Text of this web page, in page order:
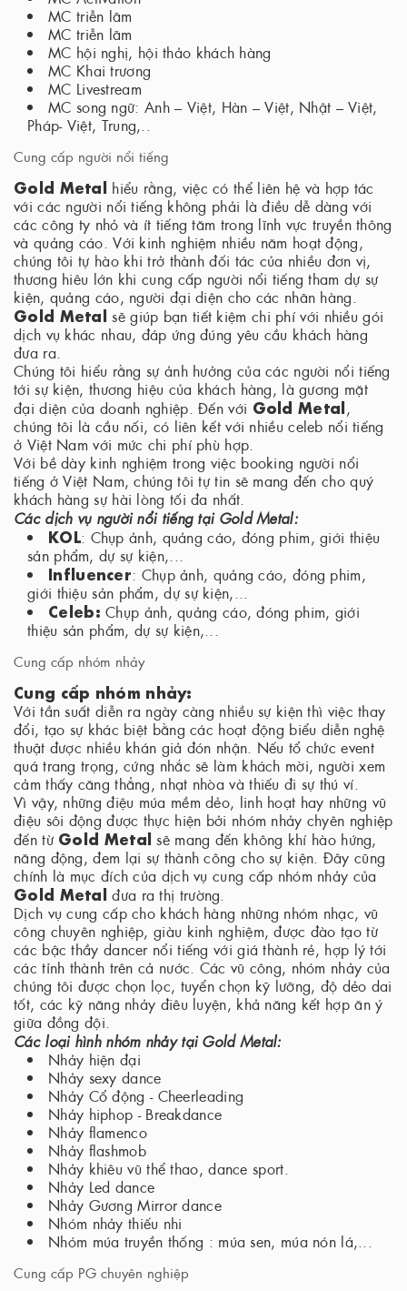
MC triễn lãm
MC triễn lãm
MC hội nghị, hội thảo khách hàng
MC Khai trương
MC Livestream
MC song ngữ: Anh – Việt, Hàn – Việt, Nhật – Việt,
Pháp- Việt, Trung,..
Cung cấp người nổi tiếng
Gold Metal hiểu rằng, việc có thể liên hệ và hợp tác
với các người nổi tiếng không phải là điều dễ dàng với
các công ty nhỏ và ít tiếng tăm trong lĩnh vực truyền thông
và quảng cáo. Với kinh nghiệm nhiều năm hoạt động,
chúng tôi tự hào khi trở thành đối tác của nhiều đơn vị,
thương hiêu lớn khi cung cấp người nổi tiếng tham dự sự
kiện, quảng cáo, người đại diện cho các nhãn hàng.
Gold Metal sẽ giúp bạn tiết kiệm chi phí với nhiều gói
dịch vụ khác nhau, đáp ứng đúng yêu cầu khách hàng
đưa ra.
Chúng tôi hiểu rằng sự ảnh hưởng của các người nổi tiếng
tới sự kiện, thương hiệu của khách hàng, là gương mặt
đại diện của doanh nghiệp. Đến với Gold Metal,
chúng tôi là cầu nối, có liên kết với nhiều celeb nổi tiếng
ở Việt Nam với mức chi phí phù hợp.
Với bề dày kinh nghiệm trong việc booking người nổi
tiếng ở Việt Nam, chúng tôi tự tin sẽ mang đến cho quý
khách hàng sự hài lòng tối đa nhất.
Các dịch vụ người nổi tiếng tại Gold Metal:
KOL: Chụp ảnh, quảng cáo, đóng phim, giới thiệu
sản phẩm, dự sự kiện,...
Influencer: Chụp ảnh, quảng cáo, đóng phim,
giới thiệu sản phẩm, dự sự kiện,...
Celeb: Chụp ảnh, quảng cáo, đóng phim, giới
thiệu sản phẩm, dự sự kiện,...
Cung cấp nhóm nhảy
Cung cấp nhóm nhảy:
Với tần suất diễn ra ngày càng nhiều sự kiện thì việc thay
đổi, tạo sự khác biệt bằng các hoạt động biểu diễn nghệ
thuật được nhiều khán giả đón nhận. Nếu tổ chức event
quá trang trọng, cứng nhắc sẽ làm khách mời, người xem
cảm thấy căng thẳng, nhạt nhòa và thiếu đi sự thú ví.
Vì vậy, những điệu múa mềm dẻo, linh hoạt hay những vũ
điệu sôi động được thực hiện bởi nhóm nhảy chyên nghiệp
đến từ Gold Metal sẽ mang đến không khí hào hứng,
năng động, đem lại sự thành công cho sự kiện. Đây cũng
chính là mục đích của dịch vụ cung cấp nhóm nhảy của
Gold Metalđưa ra thị trường.
Dịch vụ cung cấp cho khách hàng những nhóm nhạc, vũ
công chuyên nghiệp, giàu kinh nghiệm, được đào tạo từ
các bậc thầy dancer nổi tiếng với giá thành rẻ, hợp lý tới
các tỉnh thành trên cả nước. Các vũ công, nhóm nhảy của
chúng tôi được chọn lọc, tuyển chọn kỹ lưỡng, độ dẻo dai
tốt, các kỹ năng nhảy điêu luyện, khả năng kết hợp ăn ý
giữa đồng đội.
Các loại hình nhóm nhảy tại Gold Metal:
Nhảy hiện đại
Nhảy sexy dance
Nhảy Cổ động - Cheerleading
Nhảy hiphop - Breakdance
Nhảy flamenco
Nhảy flashmob
Nhảy khiêu vũ thể thao, dance sport.
Nhảy Led dance
Nhảy Gương Mirror dance
Nhóm nhảy thiếu nhi
Nhóm múa truyền thống : múa sen, múa nón lá,...
Cung cấp PG chuyên nghiệp